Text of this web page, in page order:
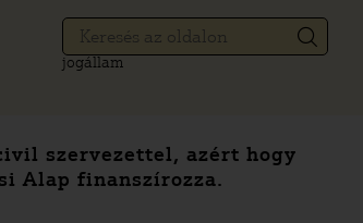
jogállam
szervezettel, azért hogy
Alap finanszírozza.